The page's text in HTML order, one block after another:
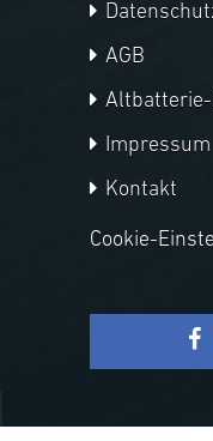
AGB
Impressum
Kontakt
Cookie-